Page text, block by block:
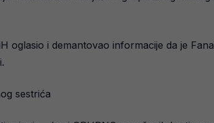
oglasio i demantovao informacije da je
sestrića